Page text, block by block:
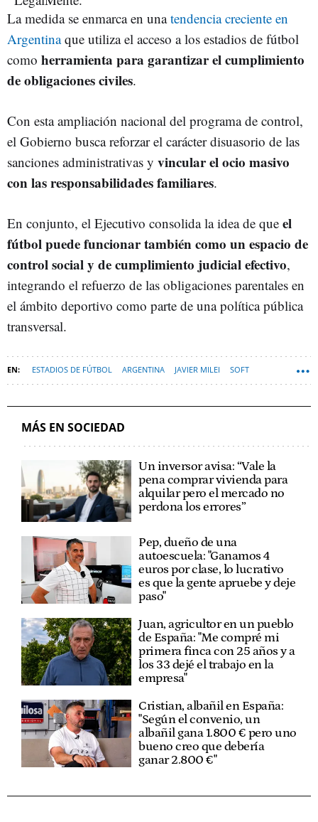
La medida se enmarca en unatendencia creciente en
Argentinaque utiliza el acceso a los estadios de fútbol
como herramienta para garantizar el cumplimiento
de obligaciones civiles.
Con esta ampliación nacional del programa de control,
el Gobierno busca reforzar el carácter disuasorio de las
sanciones administrativas y vincular el ocio masivo
con las responsabilidades familiares.
En conjunto, el Ejecutivo consolida la idea de que el
fútbol puede funcionar también como un espacio de
control social y de cumplimiento judicial efectivo,
integrando el refuerzo de las obligaciones parentales en
el ámbito deportivo como parte de una política pública
transversal.
ESTADIOS DE FÚTBOL ARGENTINA JAVIER MILEI SOFT
MÁS EN SOCIEDAD
Un inversor avisa: “Vale la
pena comprar vivienda para
alquilar pero el mercado no
perdona los errores”
Pep, dueño de una
autoescuela: "Ganamos 4
euros por clase, lo lucrativo
es que la gente apruebe y deje
paso"
Juan, agricultor en un pueblo
de España: "Me compré mi
primera finca con 25 años y a
los 33 dejé el trabajo en la
empresa"
Cristian, albañil en España:
"Según el convenio, un
albañil gana 1.800 € pero uno
bueno creo que debería
ganar 2.800 €"